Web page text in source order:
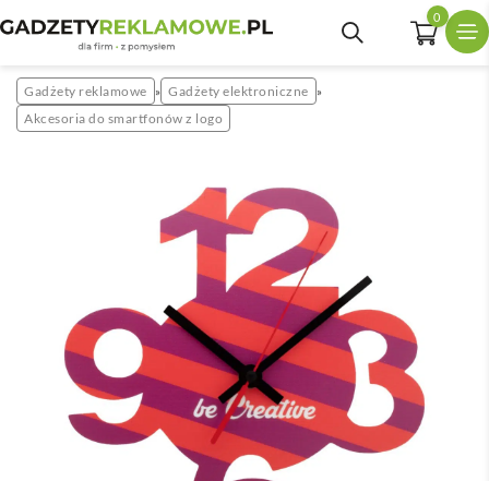
0
Gadżety reklamowe » Gadżety elektroniczne »
Akcesoria do smartfonów z logo